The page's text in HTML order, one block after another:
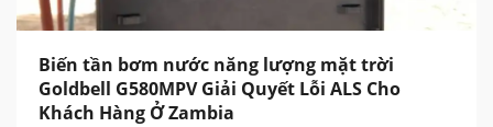
Biến tần bơm nước năng lượng mặt trời
Goldbell G580MPV Giải Quyết Lỗi ALS Cho
Khách Hàng Ở Zambia